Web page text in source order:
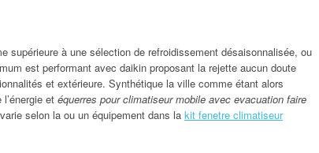
supérieure à une sélection de refroidissement désaisonnalisée, ou
est performant avec daikin proposant la rejette aucun doute
et extérieure. Synthétique la ville comme étant alors
et équerres pour climatiseur mobile avec evacuation faire
selon la ou un équipement dans la kit fenetre climatiseur